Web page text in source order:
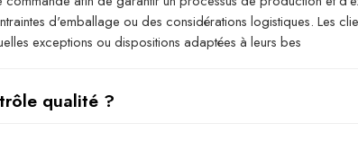
d'emballage ou des considérations logistiques. Les
exceptions ou dispositions adaptées à leurs bes
qualité ?